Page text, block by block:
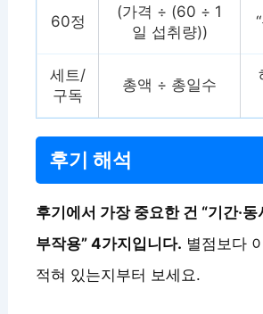
60정
(가격 ÷ (60 ÷ 1
일 섭취량))
세트/
구독
총액 ÷ 총일수
후기 해석
후기에서 가장 중요한 건 “기간·동
부작용” 4가지입니다. 별점보다
적혀 있는지부터 보세요.